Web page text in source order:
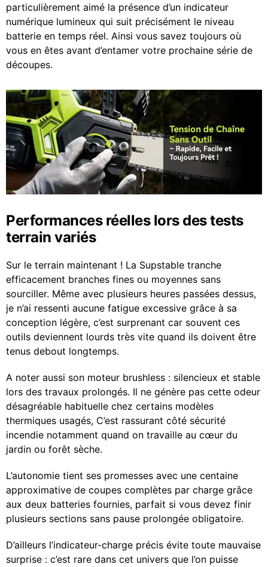
particulièrement aimé la présence d’un indicateur
numérique lumineux qui suit précisément le niveau
batterie en temps réel. Ainsi vous savez toujours où
vous en êtes avant d’entamer votre prochaine série de
découpes.
Performances réelles lors des tests
terrain variés
Sur le terrain maintenant ! La Supstable tranche
efficacement branches fines ou moyennes sans
sourciller. Même avec plusieurs heures passées dessus,
je n’ai ressenti aucune fatigue excessive grâce à sa
conception légère, c’est surprenant car souvent ces
outils deviennent lourds très vite quand ils doivent être
tenus debout longtemps.
A noter aussi son moteur brushless : silencieux et stable
lors des travaux prolongés. Il ne génère pas cette odeur
désagréable habituelle chez certains modèles
thermiques usagés, C’est rassurant côté sécurité
incendie notamment quand on travaille au cœur du
jardin ou forêt sèche.
L’autonomie tient ses promesses avec une centaine
approximative de coupes complètes par charge grâce
aux deux batteries fournies, parfait si vous devez finir
plusieurs sections sans pause prolongée obligatoire.
D’ailleurs l’indicateur-charge précis évite toute mauvaise
surprise : c’est rare dans cet univers que l’on puisse